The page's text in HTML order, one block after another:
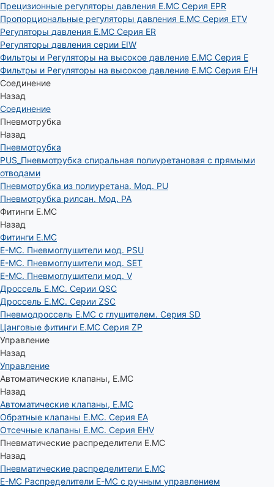
Прецизионные регуляторы давления E.MC Серия EPR
Пропорциональные регуляторы давления E.MC Серия ETV
Регуляторы давления E.MC Серия ER
Регуляторы давления серии EIW
Фильтры и Регуляторы на высокое давление E.MC Серия E
Фильтры и Регуляторы на высокое давление E.MC Серия E/H
Соединение
Назад
Соединение
Пневмотрубка
Назад
Пневмотрубка
PUS_Пневмотрубка спиральная полиуретановая с прямыми
отводами
Пневмотрубка из полиуретана. Мод. РU
Пневмотрубка рилсан. Мод. PA
Фитинги E.MC
Назад
Фитинги E.MC
E-MC. Пневмоглушители мод. PSU
E-MC. Пневмоглушители мод. SET
E-MC. Пневмоглушители мод. V
Дроссель E.MC. Серии QSC
Дроссель E.MC. Серии ZSC
Пневмодроссель E.MC с глушителем. Серия SD
Цанговые фитинги E.MC Серия ZP
Управление
Назад
Управление
Автоматические клапаны, Е.МС
Назад
Автоматические клапаны, Е.МС
Обратные клапаны E.MC. Серия EA
Отсечные клапаны E.MC. Серия EHV
Пневматические распределители E.MC
Назад
Пневматические распределители E.MC
E-MC Распределители E-MC с ручным управлением